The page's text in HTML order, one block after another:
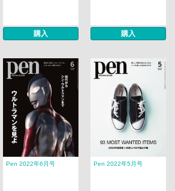
購入 購入
Pen 2022年6月号 Pen 2022年5月号